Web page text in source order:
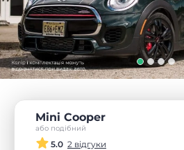
Mini Cooper
або подібний
5.0 2 відгуки